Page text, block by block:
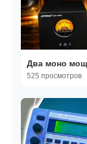
Два моно
525 просмотров